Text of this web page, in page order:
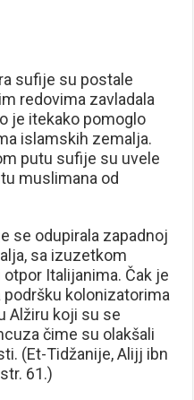
sufije su postale
redovima zavladala
je itekako pomoglo
islamskih zemalja.
putu sufije su uvele
muslimana od
se odupirala zapadnoj
sa izuzetkom
Italijanima. Čak je
kolonizatorima
Alžiru koji su se
čime su olakšali
(Et-Tidžanije, Alijj ibn
61.)